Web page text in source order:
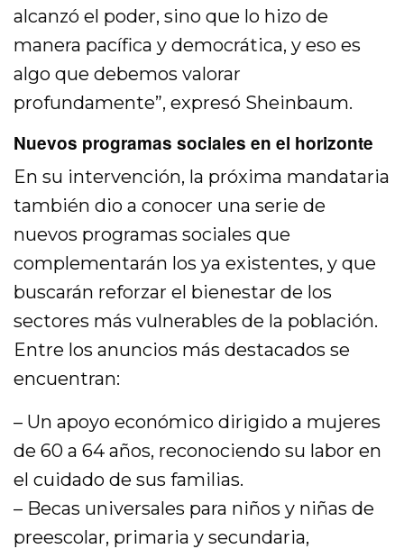
alcanzó el poder, sino que lo hizo de
manera pacífica y democrática, y eso es
algo que debemos valorar
profundamente”, expresó Sheinbaum.
Nuevos programas sociales en el horizonte
En su intervención, la próxima mandataria
también dio a conocer una serie de
nuevos programas sociales que
complementarán los ya existentes, y que
buscarán reforzar el bienestar de los
sectores más vulnerables de la población.
Entre los anuncios más destacados se
encuentran:
– Un apoyo económico dirigido a mujeres
de 60 a 64 años, reconociendo su labor en
el cuidado de sus familias.
– Becas universales para niños y niñas de
preescolar, primaria y secundaria,